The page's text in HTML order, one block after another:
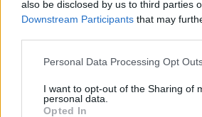
also be disclosed by us to third parties
Downstream Participants that may
Personal Data Processing Opt
I want to opt-out of the Sharing of
personal data.
Opted In